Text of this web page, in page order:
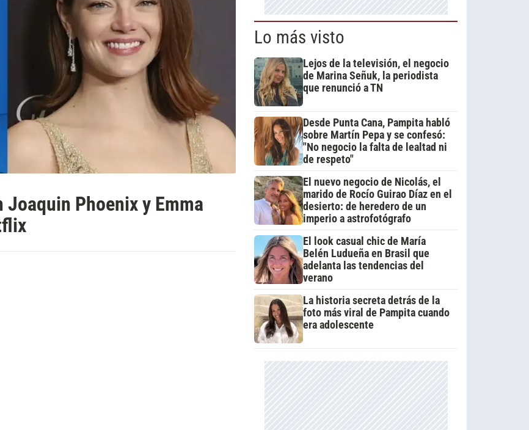
Phoenix y Emma
Lo más visto
Lejos de la televisión, el negocio
de Marina Señuk, la periodista
que renunció a TN
Desde Punta Cana, Pampita habló
sobre Martín Pepa y se confesó:
"No negocio la falta de lealtad ni
de respeto"
El nuevo negocio de Nicolás, el
marido de Rocío Guirao Díaz en el
desierto: de heredero de un
imperio a astrofotógrafo
El look casual chic de María
Belén Ludueña en Brasil que
adelanta las tendencias del
verano
La historia secreta detrás de la
foto más viral de Pampita cuando
era adolescente